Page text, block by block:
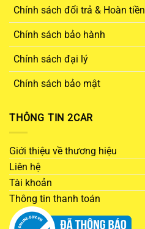
Chính sách đổi trả & Hoàn tiền
Chính sách bảo hành
Chính sách đại lý
Chính sách bảo mật
THÔNG TIN 2CAR
Giới thiệu về thương hiệu
Liên hệ
Tài khoản
Thông tin thanh toán